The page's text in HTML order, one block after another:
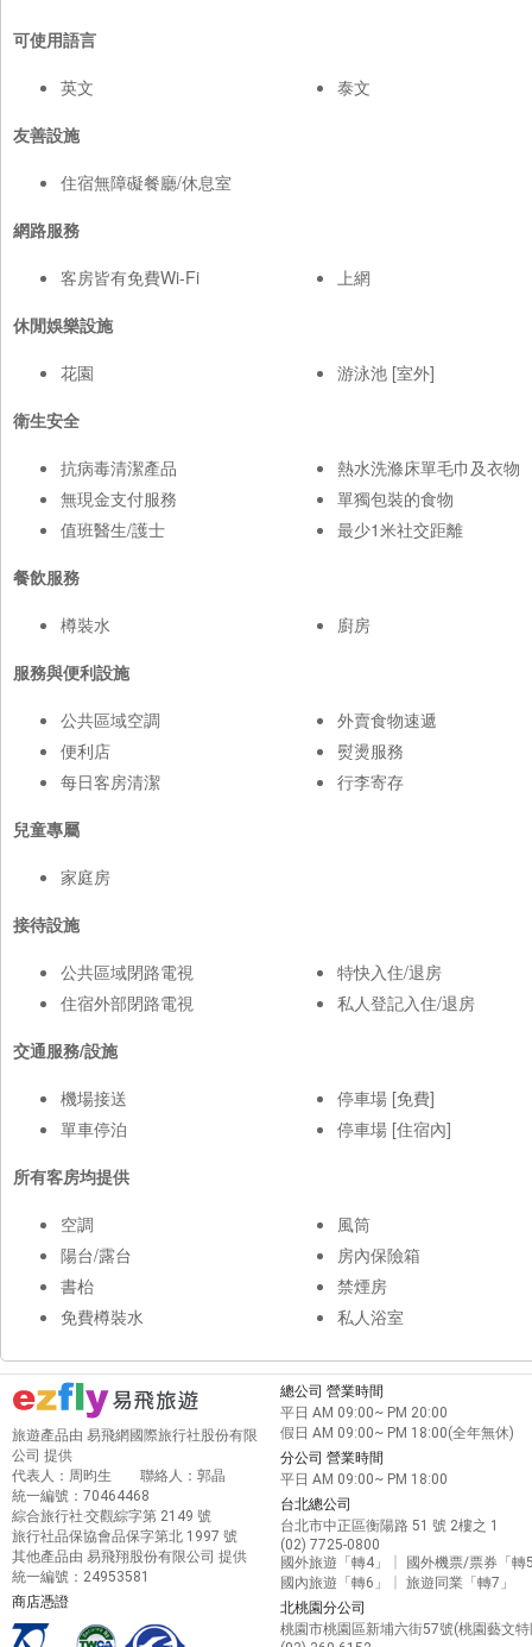
可使用語言
英文
泰文
友善設施
住宿無障礙餐廳/休息室
網路服務
客房皆有免費Wi-Fi
上網
休閒娛樂設施
花園
游泳池 [室外]
衛生安全
抗病毒清潔產品
無現金支付服務
值班醫生/護士
熱水洗滌床單毛巾及衣物
單獨包裝的食物
最少1米社交距離
餐飲服務
樽裝水
廚房
服務與便利設施
公共區域空調
便利店
每日客房清潔
外賣食物速遞
熨燙服務
行李寄存
兒童專屬
家庭房
接待設施
公共區域閉路電視
住宿外部閉路電視
特快入住/退房
私人登記入住/退房
交通服務/設施
機場接送
單車停泊
停車場 [免費]
停車場 [住宿內]
所有客房均提供
空調
陽台/露台
書枱
免費樽裝水
風筒
房內保險箱
禁煙房
私人浴室